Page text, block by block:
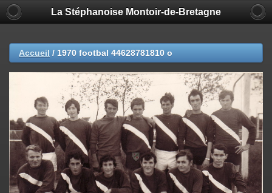
La Stéphanoise Montoir-de-Bretagne
Accueil / 1970 footbal 44628781810 o